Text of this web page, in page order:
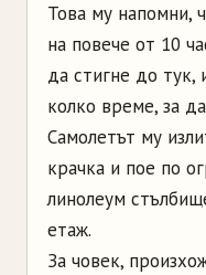
Това му напомни,
на повече от 10
да стигне до тук,
колко време, за
Самолетът му
крачка и пое по
линолеум
етаж.
За човек,